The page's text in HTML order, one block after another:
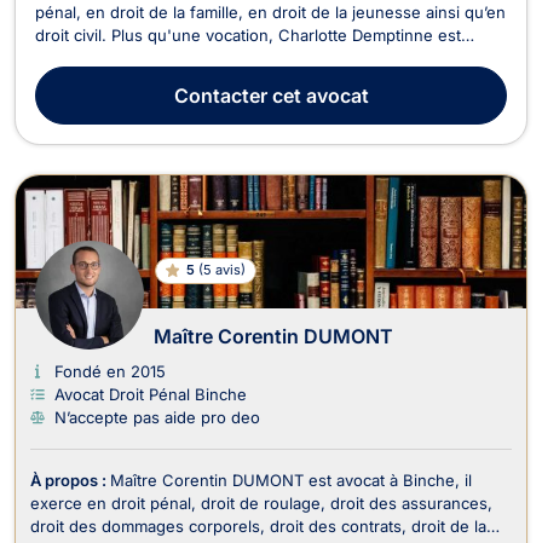
pénal, en droit de la famille, en droit de la jeunesse ainsi qu’en
droit civil. Plus qu'une vocation, Charlotte Demptinne est
apportera, outre ses compétences, un réel soutien dans les
procédures que vous seriez amené à en...
Contactercet avocat
5 (5 avis)
Maître Corentin DUMONT
Fondé en 2015
Avocat Droit Pénal Binche
N’accepte pas aide pro deo
À propos : Maître Corentin DUMONT est avocat à Binche, il
exerce en droit pénal, droit de roulage, droit des assurances,
droit des dommages corporels, droit des contrats, droit de la